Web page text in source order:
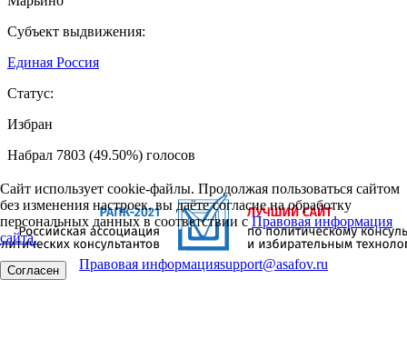
Субъект выдвижения:
Единая Россия
Статус:
Избран
Набрал 7803 (49.50%) голосов
Сайт использует cookie-файлы. Продолжая пользоваться сайтом
без изменения настроек, вы даёте согласие на обработку
персональных данных в соответствии сПравовая информация
сайта.
Согласен Правовая информацияsupport@asafov.ru